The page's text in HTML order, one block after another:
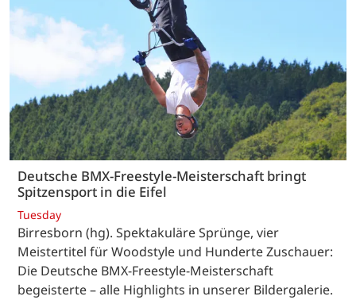
Deutsche BMX-Freestyle-Meisterschaft bringt
Spitzensport in die Eifel
Tuesday
Birresborn (hg). Spektakuläre Sprünge, vier
Meistertitel für Woodstyle und Hunderte Zuschauer:
Die Deutsche BMX-Freestyle-Meisterschaft
begeisterte – alle Highlights in unserer Bildergalerie.